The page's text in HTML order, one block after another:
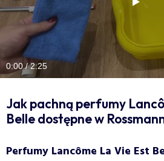
0:00 / 2:25
Jak pachną perfumy
Belle dostępne w
Perfumy Lancôme La Vie Est